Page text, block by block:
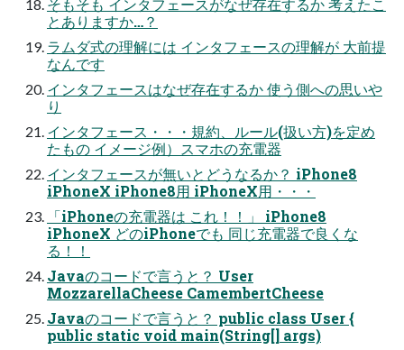
そもそも インタフェースがなぜ存在するか 考えたこ
とありますか…？
ラムダ式の理解には インタフェースの理解が 大前提
なんです
インタフェースはなぜ存在するか 使う側への思いや
り
インタフェース・・・規約、ルール(扱い方)を定め
たもの イメージ例）スマホの充電器
インタフェースが無いとどうなるか？ iPhone8
iPhoneX iPhone8用 iPhoneX用・・・
「iPhoneの充電器は これ！！」 iPhone8
iPhoneX どのiPhoneでも 同じ充電器で良くな
る！！
Javaのコードで言うと？ User
MozzarellaCheese CamembertCheese
Javaのコードで言うと？ public class User {
public static void main(String[] args)